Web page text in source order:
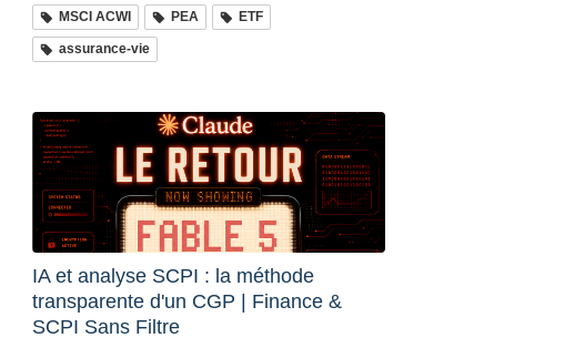
MSCI ACWI PEA ETF
assurance-vie
IA et analyse SCPI : la méthode
transparente d'un CGP | Finance &
SCPI Sans Filtre